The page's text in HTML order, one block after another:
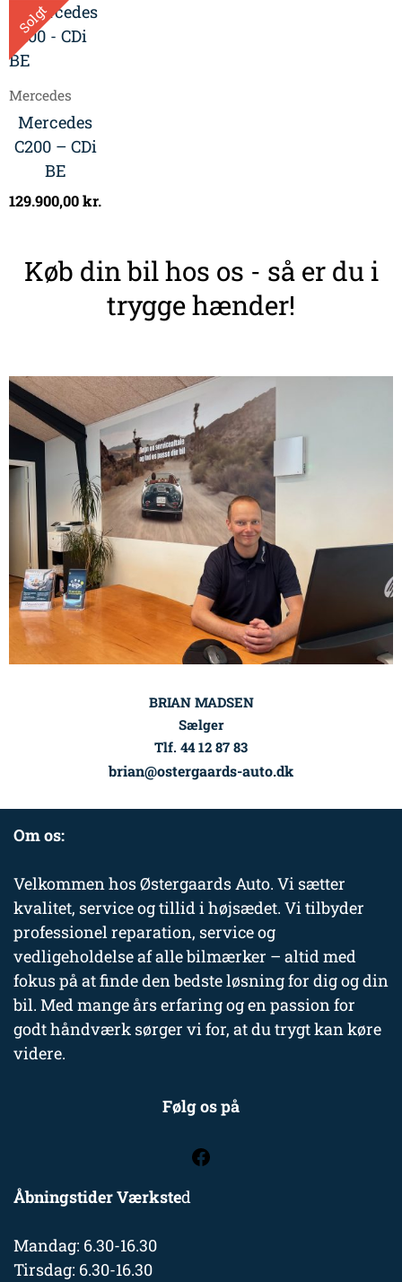
Solgt
Mercedes
Mercedes
C200 – CDi
BE
129.900,00kr.
Køb din bil hos os - så er du i
trygge hænder!
BRIAN MADSEN
Sælger
Tlf. 44 12 87 83
brian@ostergaards-auto.dk
Om os:
Velkommen hos Østergaards Auto. Vi sætter
kvalitet, service og tillid i højsædet. Vi tilbyder
professionel reparation, service og
vedligeholdelse af alle bilmærker – altid med
fokus på at finde den bedste løsning for dig og din
bil. Med mange års erfaring og en passion for
godt håndværk sørger vi for, at du trygt kan køre
videre.
Følg os på
Åbningstider Værksted
Mandag: 6.30-16.30
Tirsdag: 6.30-16.30